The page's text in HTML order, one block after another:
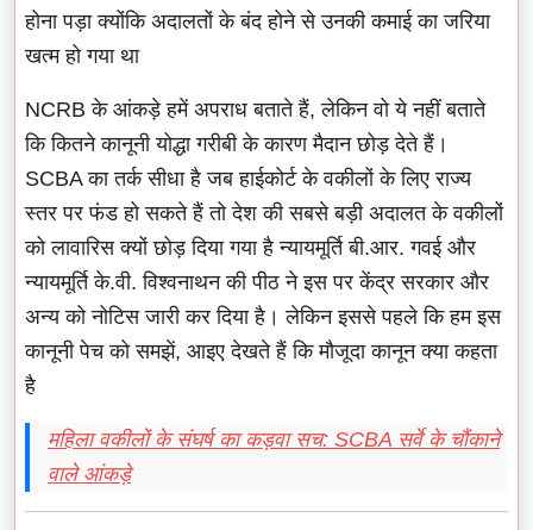
होना पड़ा क्योंकि अदालतों के बंद होने से उनकी कमाई का जरिया
खत्म हो गया था
NCRB के आंकड़े हमें अपराध बताते हैं, लेकिन वो ये नहीं बताते
कि कितने कानूनी योद्धा गरीबी के कारण मैदान छोड़ देते हैं।
SCBA का तर्क सीधा है जब हाईकोर्ट के वकीलों के लिए राज्य
स्तर पर फंड हो सकते हैं तो देश की सबसे बड़ी अदालत के वकीलों
को लावारिस क्यों छोड़ दिया गया है न्यायमूर्ति बी.आर. गवई और
न्यायमूर्ति के.वी. विश्वनाथन की पीठ ने इस पर केंद्र सरकार और
अन्य को नोटिस जारी कर दिया है। लेकिन इससे पहले कि हम इस
कानूनी पेच को समझें, आइए देखते हैं कि मौजूदा कानून क्या कहता
है
महिला वकीलों के संघर्ष का कड़वा सच: SCBA सर्वे के चौंकाने
वाले आंकड़े